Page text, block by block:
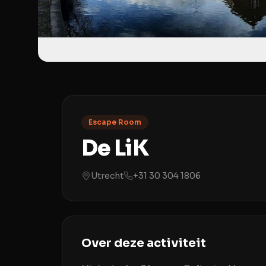
Escape Room
De LiK
Utrecht +31 30 304 1806
Over deze activiteit